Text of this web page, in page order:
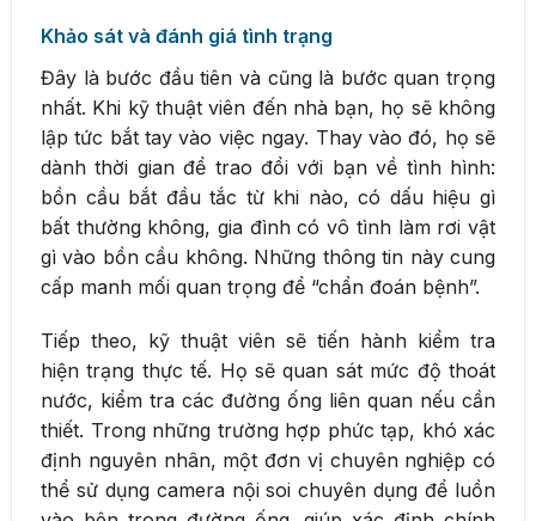
Khảo sát và đánh giá tình trạng
Đây là bước đầu tiên và cũng là bước quan trọng
nhất. Khi kỹ thuật viên đến nhà bạn, họ sẽ không
lập tức bắt tay vào việc ngay. Thay vào đó, họ sẽ
dành thời gian để trao đổi với bạn về tình hình:
bồn cầu bắt đầu tắc từ khi nào, có dấu hiệu gì
bất thường không, gia đình có vô tình làm rơi vật
gì vào bồn cầu không. Những thông tin này cung
cấp manh mối quan trọng để “chẩn đoán bệnh”.
Tiếp theo, kỹ thuật viên sẽ tiến hành kiểm tra
hiện trạng thực tế. Họ sẽ quan sát mức độ thoát
nước, kiểm tra các đường ống liên quan nếu cần
thiết. Trong những trường hợp phức tạp, khó xác
định nguyên nhân, một đơn vị chuyên nghiệp có
thể sử dụng camera nội soi chuyên dụng để luồn